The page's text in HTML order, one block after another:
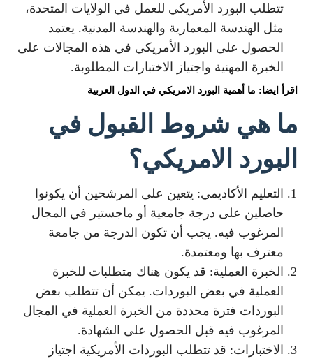
تتطلب البورد الأمريكي للعمل في الولايات المتحدة،
مثل الهندسة المعمارية والهندسة المدنية. يعتمد
الحصول على البورد الأمريكي في هذه المجالات على
الخبرة المهنية واجتياز الاختبارات المطلوبة.
اقرأ ايضا: ما أهمية البورد الامريكي في الدول العربية
ما هي شروط القبول في
البورد الامريكي؟
التعليم الأكاديمي: يتعين على المرشحين أن يكونوا
حاصلين على درجة جامعية أو ماجستير في المجال
المرغوب فيه. يجب أن تكون الدرجة من جامعة
معترف بها ومعتمدة.
الخبرة العملية: قد يكون هناك متطلبات للخبرة
العملية في بعض البوردات. يمكن أن تتطلب بعض
البوردات فترة محددة من الخبرة العملية في المجال
المرغوب فيه قبل الحصول على الشهادة.
الاختبارات: قد تتطلب البوردات الأمريكية اجتياز